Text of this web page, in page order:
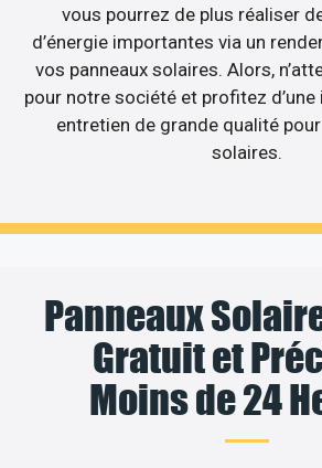
vous pourrez de plus réaliser
d’énergie importantes via un
vos panneaux solaires. Alors,
pour notre société et profitez d’une
entretien de grande qualité
solaires.
Panneaux
Gratuit et
Moins de 24